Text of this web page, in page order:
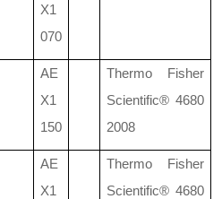
X1
070
AE
X1
150
Thermo Fisher
Scientific® 4680
2008
AE
X1
Thermo Fisher
Scientific® 4680